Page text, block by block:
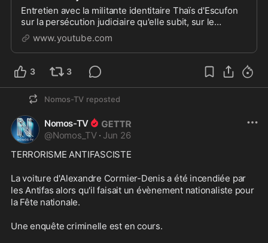
Entretien avec la militante identitaire Thaïs d'Escufon
sur la persécution judiciaire qu'elle subit, sur le
retentissement international qu'a connu son affai...
www.youtube.com
3 3
Nomos-TV reposted
Nomos-TV
@Nomos_TV · Jun 26
TERRORISME ANTIFASCISTE
La voiture d'Alexandre Cormier-Denis a été incendiée par
les Antifas alors qu'il faisait un évènement nationaliste pour
la Fête nationale.
Une enquête criminelle est en cours.